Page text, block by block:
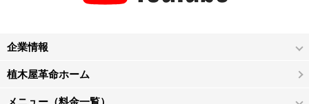
企業情報
植木屋革命ホーム
メニュー（料金一覧）